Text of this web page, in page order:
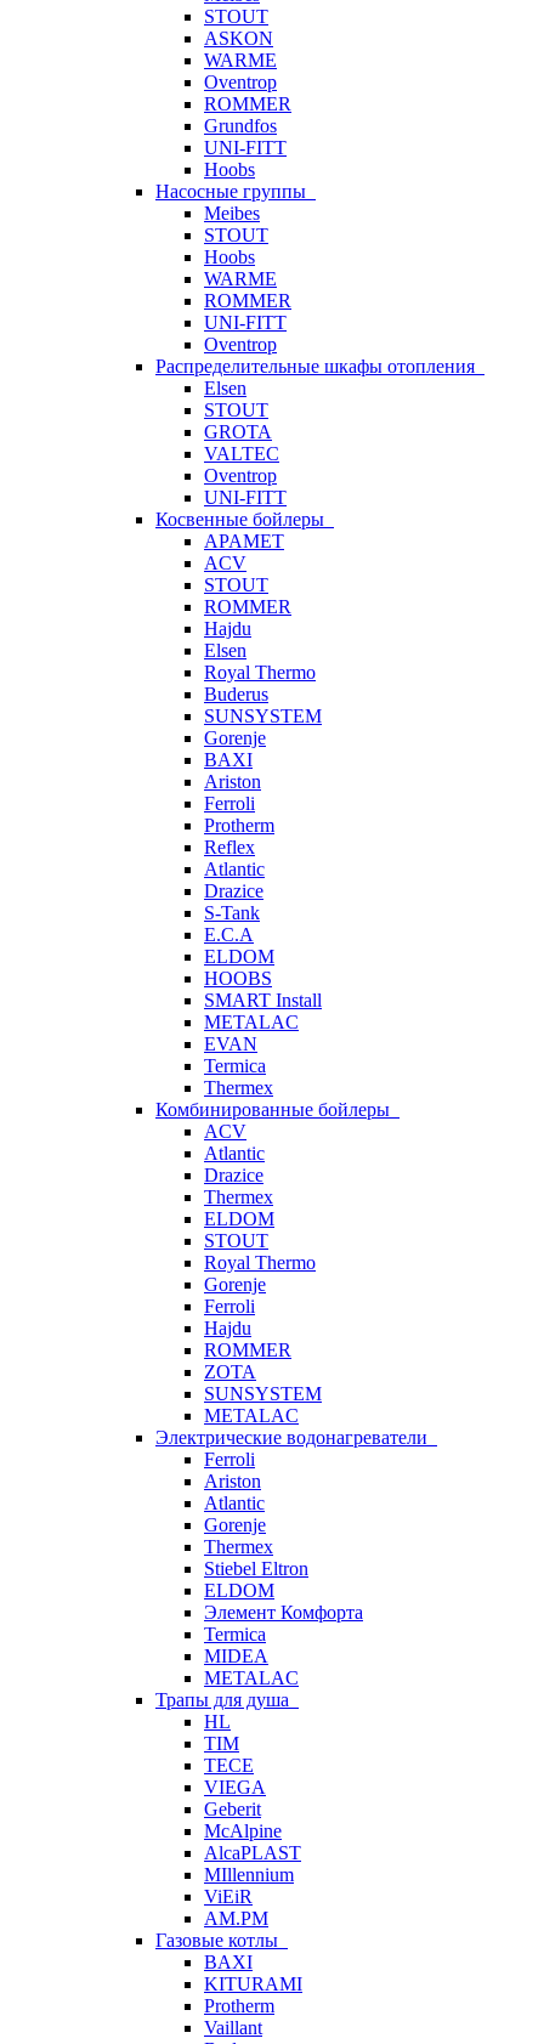
STOUT
ASKON
WARME
Oventrop
ROMMER
Grundfos
UNI-FITT
Hoobs
Насосные группы
Meibes
STOUT
Hoobs
WARME
ROMMER
UNI-FITT
Oventrop
Распределительные шкафы отопления
Elsen
STOUT
GROTA
VALTEC
Oventrop
UNI-FITT
Косвенные бойлеры
APAMET
ACV
STOUT
ROMMER
Hajdu
Elsen
Royal Thermo
Buderus
SUNSYSTEM
Gorenje
BAXI
Ariston
Ferroli
Protherm
Reflex
Atlantic
Drazice
S-Tank
E.C.A
ELDOM
HOOBS
SMART Install
METALAC
EVAN
Termica
Thermex
Комбинированные бойлеры
ACV
Atlantic
Drazice
Thermex
ELDOM
STOUT
Royal Thermo
Gorenje
Ferroli
Hajdu
ROMMER
ZOTA
SUNSYSTEM
METALAC
Электрические водонагреватели
Ferroli
Ariston
Atlantic
Gorenje
Thermex
Stiebel Eltron
ELDOM
Элемент Комфорта
Termica
MIDEA
METALAC
Трапы для душа
HL
TIM
TECE
VIEGA
Geberit
McAlpine
AlcaPLAST
MIllennium
ViEiR
AM.PM
Газовые котлы
BAXI
KITURAMI
Protherm
Vaillant